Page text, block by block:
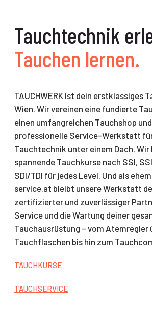
Tauchtechnik
Tauchen lernen.
TAUCHWERK ist dein erstklassiges
Wien. Wir vereinen eine fundierte
einen umfangreichen Tauchshop
professionelle Service-Werkstatt
Tauchtechnik unter einem Dach.
spannende Tauchkurse nach SSI,
SDI/TDI für jedes Level. Und als
service.at bleibt unsere Werkstatt
zertifizierter und zuverlässiger
Service und die Wartung deiner
Tauchausrüstung – vom Atemregler
Tauchflaschen bis hin zum
TAUCHKURSE
TAUCHSERVICE